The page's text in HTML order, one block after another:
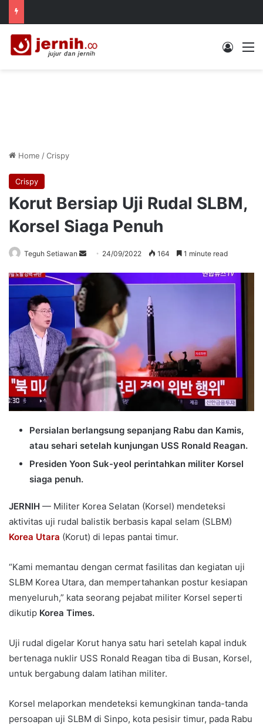
Log In
Home /Crispy
Crispy
Korut Bersiap Uji Rudal SLBM,
Korsel Siaga Penuh
Teguh Setiawan
Send 24/09/2022 164 1 minute read
Persialan berlangsung sepanjang Rabu dan Kamis,
atau sehari setelah kunjungan USS Ronald Reagan.
Presiden Yoon Suk-yeol perintahkan militer Korsel
siaga penuh.
JERNIH — Militer Korea Selatan (Korsel) mendeteksi
aktivitas uji rudal balistik berbasis kapal selam (SLBM)
Korea Utara (Korut) di lepas pantai timur.
“Kami memantau dengan cermat fasilitas dan kegiatan uji
SLBM Korea Utara, dan mempertahankan postur kesiapan
menyeluruh,” kata seorang pejabat militer Korsel seperti
dikutip Korea Times.
Uji rudal digelar Korut hanya satu hari setelah kapal induk
bertenaga nuklir USS Ronald Reagan tiba di Busan, Korsel,
untuk bergabung dalam latihan militer.
Korsel melaporkan mendeteksi kemungkinan tanda-tanda
persoapan uji SLBM di Sinpo, kota pesisir timur, pada Rabu